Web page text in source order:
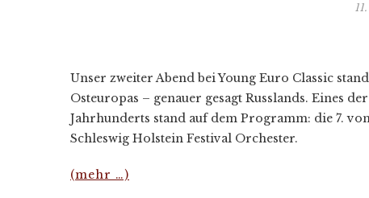
Unser zweiter Abend bei Young Euro Classic
Osteuropas – genauer gesagt Russlands. Eines
Jahrhunderts stand auf dem Programm: die 7.
Schleswig Holstein Festival Orchester.
(mehr …)